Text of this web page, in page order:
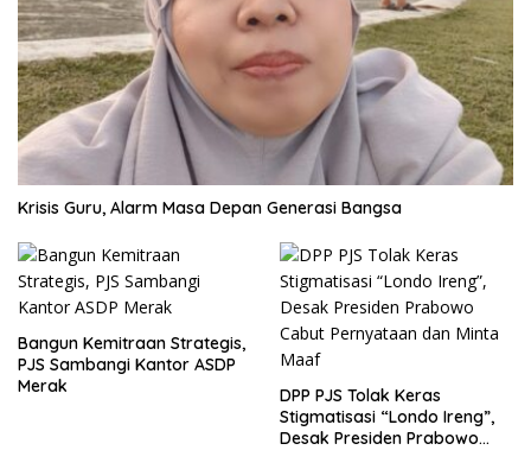
Krisis Guru, Alarm Masa Depan Generasi Bangsa
Bangun Kemitraan Strategis,
PJS Sambangi Kantor ASDP
Merak
DPP PJS Tolak Keras
Stigmatisasi “Londo Ireng”,
Desak Presiden Prabowo